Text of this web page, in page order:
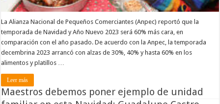
La Alianza Nacional de Pequeños Comerciantes (Anpec) reportó que la
temporada de Navidad y Año Nuevo 2023 será 60% más cara, en
comparación con el año pasado. De acuerdo con la Anpec, la temporada
decembrina 2023 arrancó con alzas de 30%, 40% y hasta 60% en los
alimentos y platillos …
Leer más
Maestros debemos poner ejemplo de unidad